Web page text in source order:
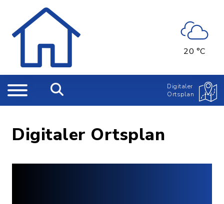
20 °C
Digitaler
Ortsplan
Digitaler Ortsplan